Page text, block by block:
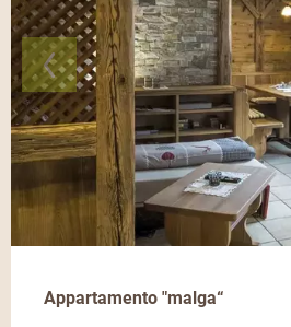
Appartamento "malga“